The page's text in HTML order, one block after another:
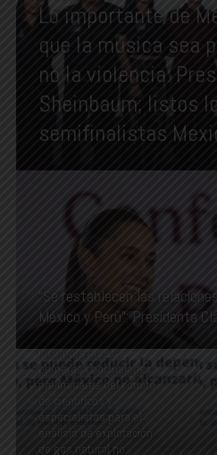
Lo importante de
que la música sea
no la violencia:
Sheinbaum; listos
semifinalistas
“Se restablecen las
México y Perú”: Presidenta
incorpora las 10
primeras conclusiones
preliminares del comité
de científicos y
especialistas para el
análisis de explotación
de gas natural no